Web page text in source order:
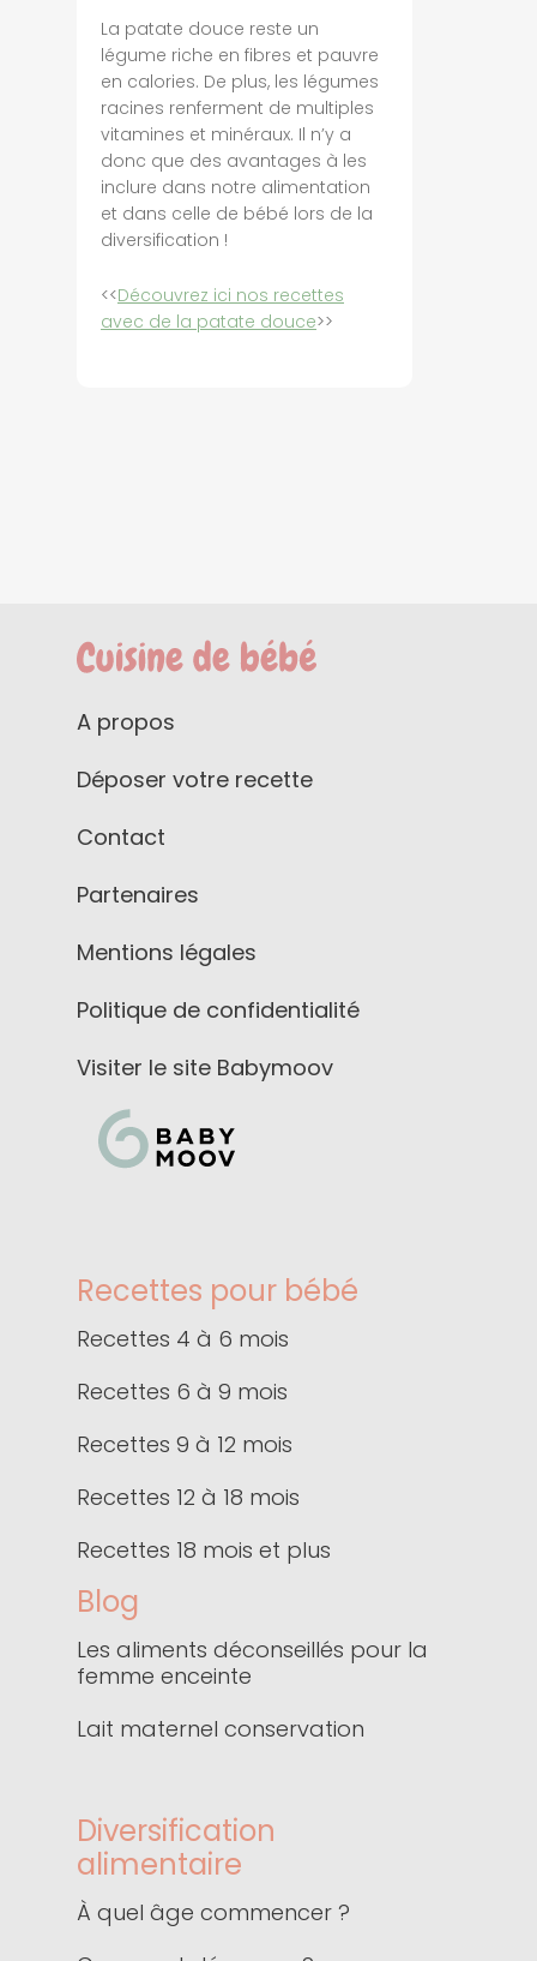
La patate douce reste un
légume riche en fibres et pauvre
en calories. De plus, les légumes
racines renferment de multiples
vitamines et minéraux. Il n’y a
donc que des avantages à les
inclure dans notre alimentation
et dans celle de bébé lors de la
diversification !
<<Découvrez ici nos recettes
avec de la patate douce>>
A propos
Déposer votre recette
Contact
Partenaires
Mentions légales
Politique de confidentialité
Visiter le site Babymoov
Recettes pour bébé
Recettes 4 à 6 mois
Recettes 6 à 9 mois
Recettes 9 à 12 mois
Recettes 12 à 18 mois
Recettes 18 mois et plus
Blog
Les aliments déconseillés pour la
femme enceinte
Lait maternel conservation
Diversification
alimentaire
À quel âge commencer ?